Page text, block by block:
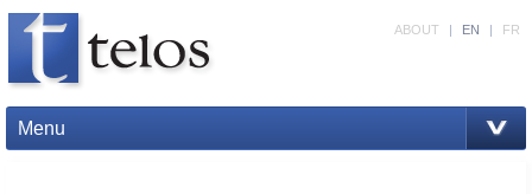
Menu
ABOUT | EN | FR